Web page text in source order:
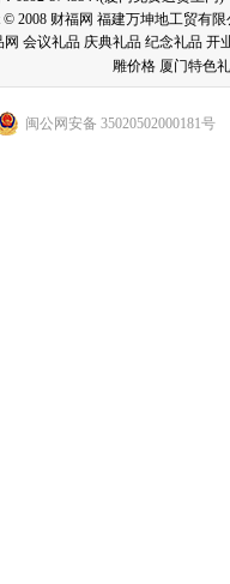
© 2008 财福网 福建万坤地工贸有
网 会议礼品 庆典礼品 纪念礼品 开
雕价格 厦门特色
闽公网安备 35020502000181号